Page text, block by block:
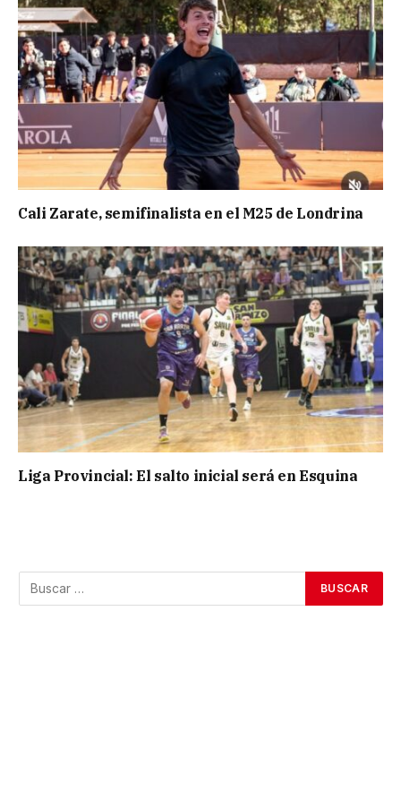
Cali Zarate, semifinalista en el M25 de Londrina
Liga Provincial: El salto inicial será en Esquina